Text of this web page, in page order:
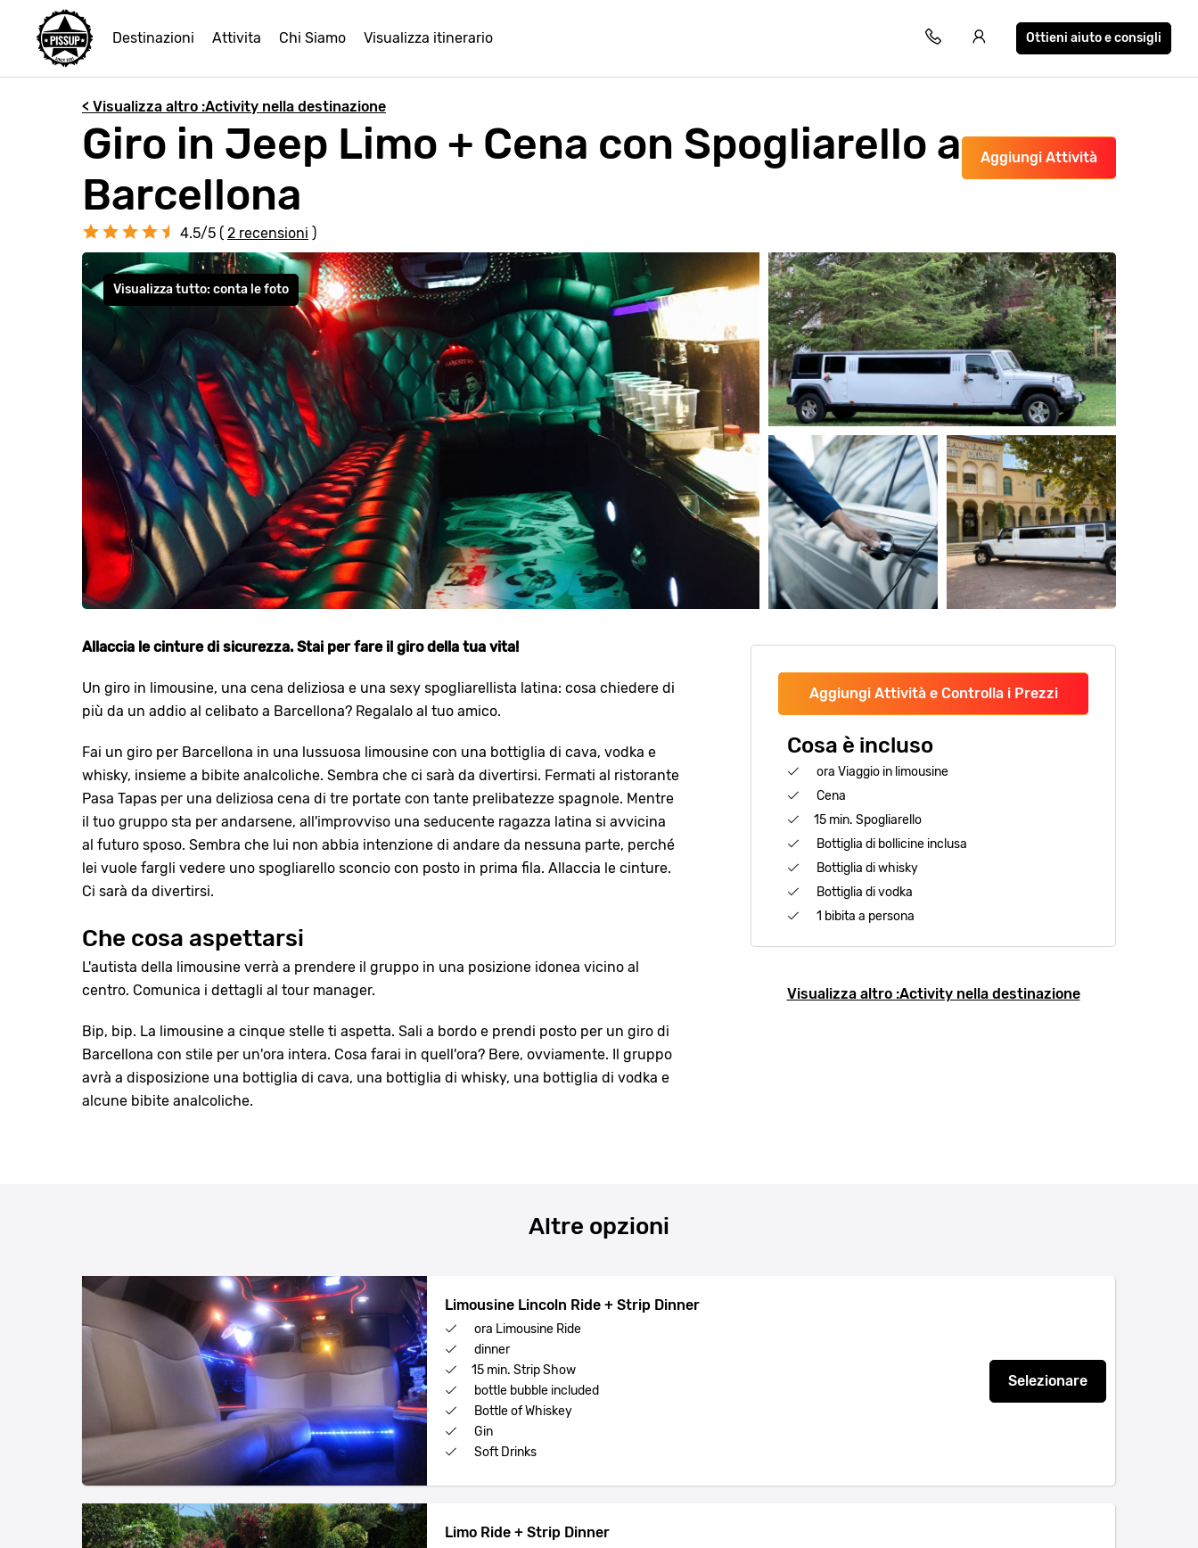
Destinazioni Attivita Chi Siamo Visualizza itinerario Ottieni aiuto e consigli
< Visualizza altro :Activity nella destinazione
Aggiungi Attività
Giro in Jeep Limo + Cena con Spogliarello a
Barcellona
4.5/5 ( 2 recensioni )
Visualizza tutto: conta le foto
Aggiungi Attività e Controlla i Prezzi
Cosa è incluso
ora Viaggio in limousine
Cena
15 min. Spogliarello
Bottiglia di bollicine inclusa
Bottiglia di whisky
Bottiglia di vodka
1 bibita a persona
Visualizza altro :Activity nella destinazione
Allaccia le cinture di sicurezza. Stai per fare il giro della tua vita!
Un giro in limousine, una cena deliziosa e una sexy spogliarellista latina: cosa chiedere di
più da un addio al celibato a Barcellona? Regalalo al tuo amico.
Fai un giro per Barcellona in una lussuosa limousine con una bottiglia di cava, vodka e
whisky, insieme a bibite analcoliche. Sembra che ci sarà da divertirsi. Fermati al ristorante
Pasa Tapas per una deliziosa cena di tre portate con tante prelibatezze spagnole. Mentre
il tuo gruppo sta per andarsene, all'improvviso una seducente ragazza latina si avvicina
al futuro sposo. Sembra che lui non abbia intenzione di andare da nessuna parte, perché
lei vuole fargli vedere uno spogliarello sconcio con posto in prima fila. Allaccia le cinture.
Ci sarà da divertirsi.
Che cosa aspettarsi
L'autista della limousine verrà a prendere il gruppo in una posizione idonea vicino al
centro. Comunica i dettagli al tour manager.
Bip, bip. La limousine a cinque stelle ti aspetta. Sali a bordo e prendi posto per un giro di
Barcellona con stile per un'ora intera. Cosa farai in quell'ora? Bere, ovviamente. Il gruppo
avrà a disposizione una bottiglia di cava, una bottiglia di whisky, una bottiglia di vodka e
alcune bibite analcoliche.
Altre opzioni
Limousine Lincoln Ride + Strip Dinner
ora Limousine Ride
dinner
15 min. Strip Show
bottle bubble included
Bottle of Whiskey
Gin
Soft Drinks
Selezionare
Limo Ride + Strip Dinner